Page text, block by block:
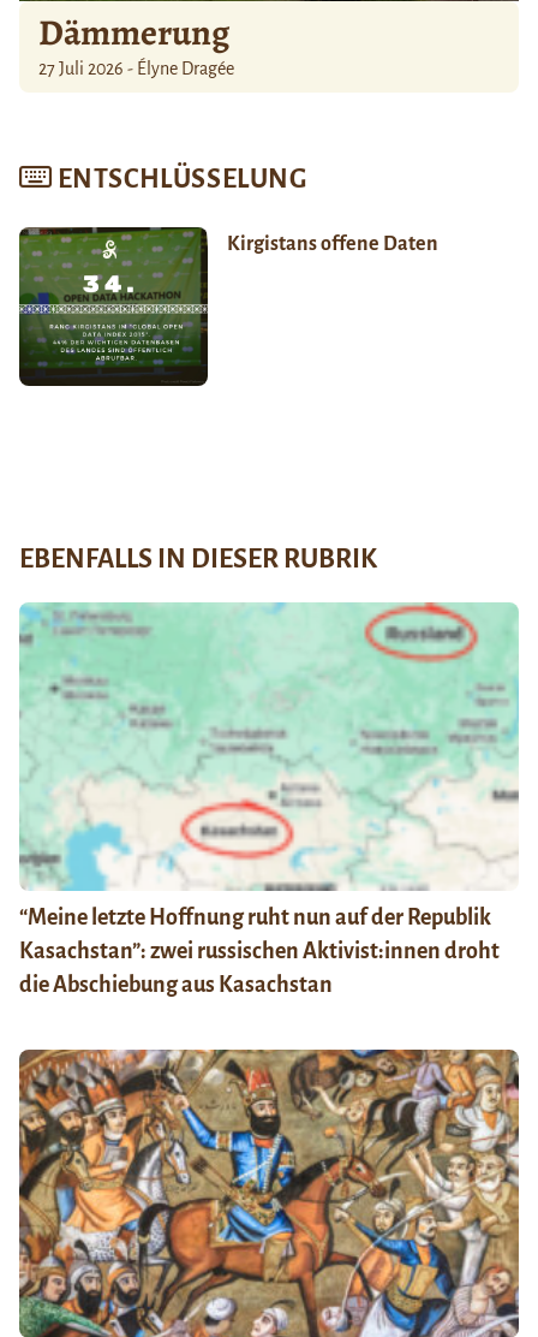
Dämmerung
27 Juli 2026 - Élyne Dragée
ENTSCHLÜSSELUNG
Kirgistans offene Daten
EBENFALLS IN DIESER RUBRIK
“Meine letzte Hoffnung ruht nun auf der Republik
Kasachstan”: zwei russischen Aktivist:innen droht
die Abschiebung aus Kasachstan